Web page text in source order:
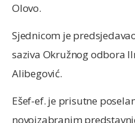
Olovo.
Sjednicom je
saziva Okružnog odbora
Alibegović.
Ešef-ef. je prisutne
novoizabranim